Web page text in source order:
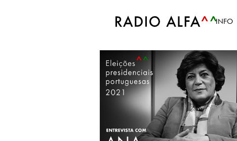
INFO
Accueil Tags Dia da Mulher
Tag: Dia da Mulher